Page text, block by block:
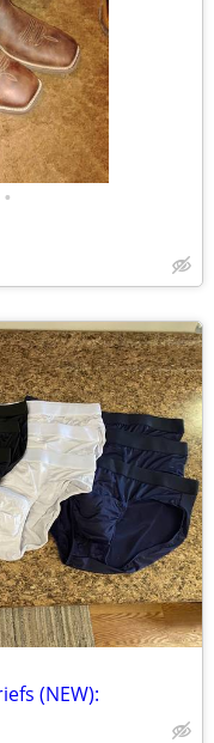
•
(NEW):